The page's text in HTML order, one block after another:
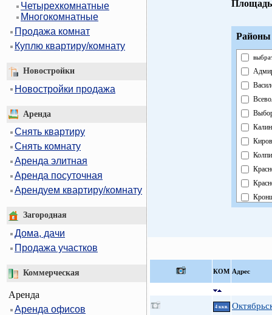
Четырехкомнатные
Многокомнатные
Продажа комнат
Куплю квартиру/комнату
Новостройки
Новостройки продажа
Аренда
Снять квартиру
Снять комнату
Аренда элитная
Аренда посуточная
Арендуем квартиру/комнату
Загородная
Дома, дачи
Продажа участков
Коммерческая
Аренда
Аренда офисов
Районы
КOМ Адрес
4 ккв.